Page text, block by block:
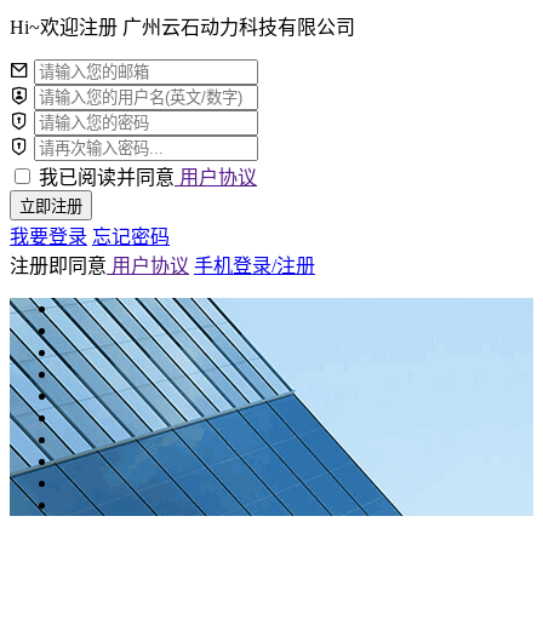
Hi~欢迎注册 广州云石动力科技有限公司
我已阅读并同意 用户协议
立即注册
我要登录 忘记密码
注册即同意 用户协议 手机登录/注册